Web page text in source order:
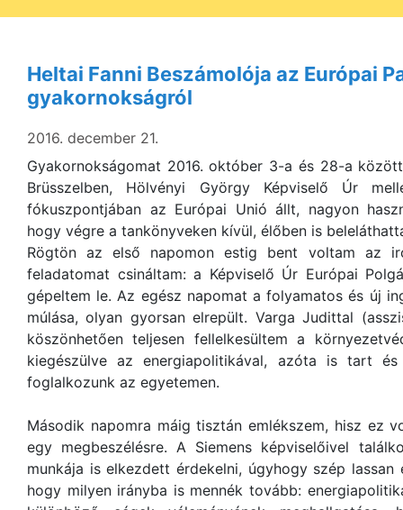
Heltai Fanni Beszámolója az Európai
gyakornokságról
2016. december 21.
Gyakornokságomat 2016. október 3-a és 28-a
Brüsszelben, Hölvényi György Képviselő Úr
fókuszpontjában az Európai Unió állt, nagyon
hogy végre a tankönyveken kívül, élőben is
Rögtön az első napomon estig bent voltam az
feladatomat csináltam: a Képviselő Úr Európai
gépeltem le. Az egész napomat a folyamatos és új
múlása, olyan gyorsan elrepült. Varga Judittal
köszönhetően teljesen fellelkesültem a
kiegészülve az energiapolitikával, azóta is tart
foglalkozunk az egyetemen.
Második napomra máig tisztán emlékszem, hisz ez
egy megbeszélésre. A Siemens képviselőivel
munkája is elkezdett érdekelni, úgyhogy szép
hogy milyen irányba is mennék tovább: